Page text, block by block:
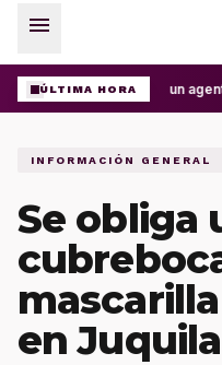
menu
ÚLTIMA HORA Con un
INFORMACIÓN GENERAL
Se obliga
en Juquila